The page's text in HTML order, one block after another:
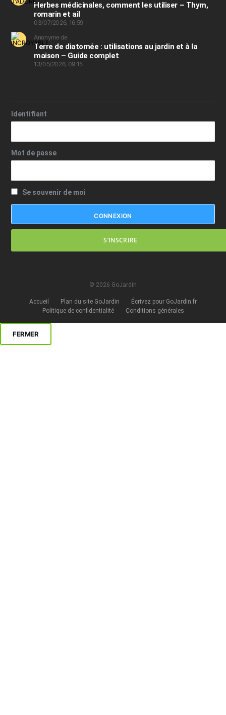
Herbes médicinales, comment les utiliser – Thym,
romarin et ail
03/07/2026, 16:59
Anonyme de
Terre de diatomée : utilisations au jardin et à la
maison – Guide complet
13/05/2026, 09:15
Identifiant
Mot de passe
Se souvenir de moi
S’INSCRIRE
© 2026 GoJardin
Accueil Plan du site GoJardin
Écrivez pour GoJardin.fr
Politique de confidentialité
Conditions générales
FERMER